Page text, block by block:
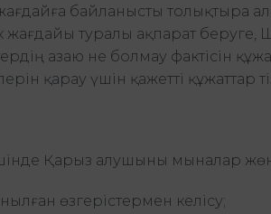
жағдайға байланысты
жағдайы туралы ақпарат
азаю не болмау фактісін
қарау үшін қажетті
Қарыз алушыны мыналар
өзгерістермен келісу;